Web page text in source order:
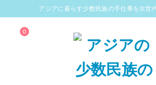
アジアに暮らす少数民族の手仕事を次世
0